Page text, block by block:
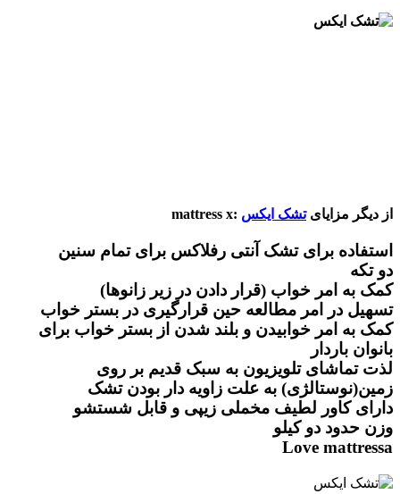
از دیگر مزایایتشک ایکس :mattress x
استفاده برای تشک آنتی رفلاکس برای تمام سنین
دو تکه
کمک به امر خواب (قرار دادن در زیر زانوها)
تسهیل در امر مطالعه حین قرارگیری در بستر خواب
کمک به امر خوابیدن و بلند شدن از بستر خواب برای
بانوان باردار
لذت تماشای تلویزیون به سبک قدیم بر روی
زمین(نوستالژی) به علت زاویه دار بودن تشک
دارای کاور لطیف مخملی زیپی و قابل شستشو
وزن حدود دو کیلو
Love mattressa